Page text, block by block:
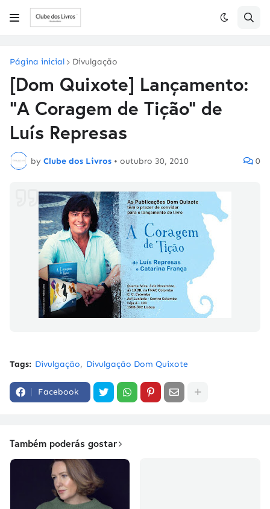
Página inicial Divulgação
[Dom Quixote] Lançamento:
"A Coragem de Tição" de
Luís Represas
by Clube dos Livros • outubro 30, 2010 0
Tags: Divulgação Divulgação Dom Quixote
Facebook
Também poderás gostar